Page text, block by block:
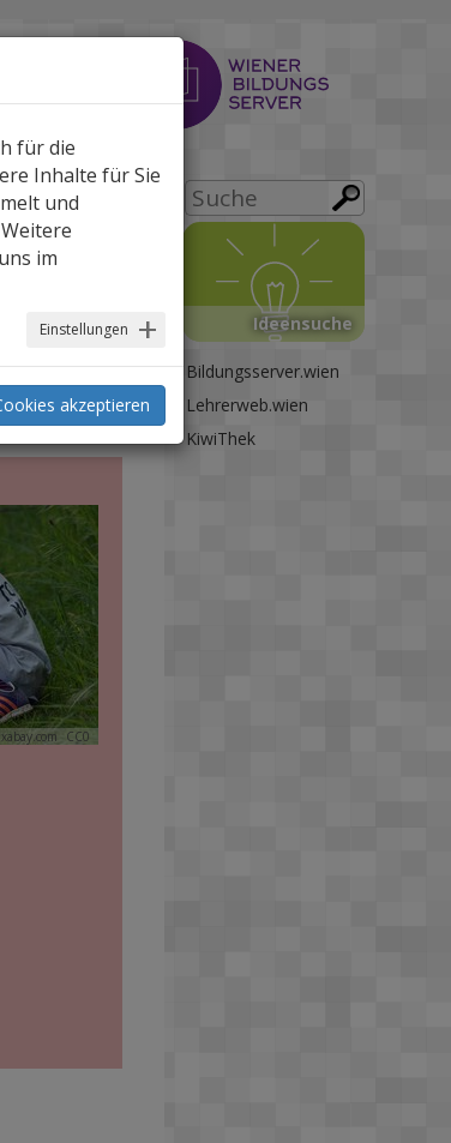
drucken
&
CC0
Ideensuche
Bildungsserver.wien
Lehrerweb.wien
KiwiThek
für die
Inhalte für Sie
und
im
Einstellungen
akzeptieren